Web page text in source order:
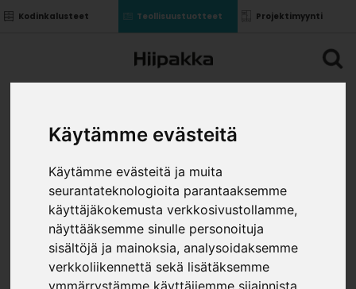
Käytämme evästeitä
Käytämme evästeitä ja muita
seurantateknologioita parantaaksemme
käyttäjäkokemusta verkkosivustollamme,
näyttääksemme sinulle personoituja
sisältöjä ja mainoksia, analysoidaksemme
verkkoliikennettä sekä lisätäksemme
Kodinkalusteet Teollisuustuotteet Projektimyynti